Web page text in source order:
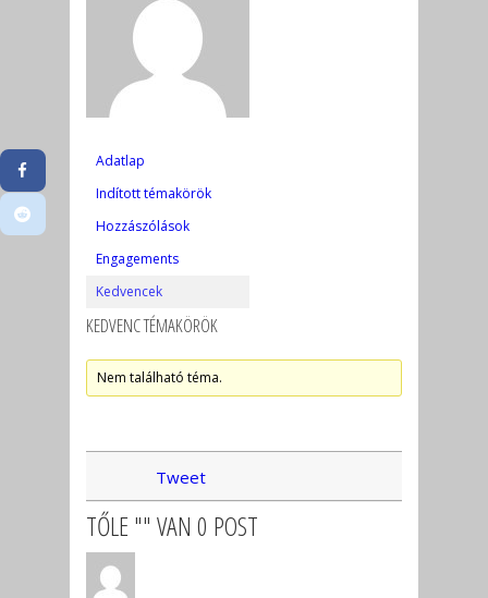
Adatlap
Indított témakörök
Hozzászólások
Engagements
Kedvencek
KEDVENC TÉMAKÖRÖK
Nem található téma.
Tweet
TŐLE "" VAN 0 POST